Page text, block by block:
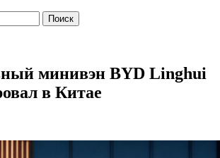
минивэн BYD Linghui
в Китае